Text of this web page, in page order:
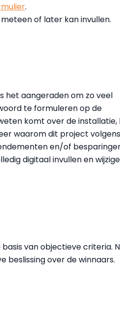
.
of later kan invullen.
het aangeraden om zo veel
te formuleren op de
komt over de installatie,
waarom dit project
en/of
digitaal invullen en
van objectieve criteria.
beslissing over de winnaars.